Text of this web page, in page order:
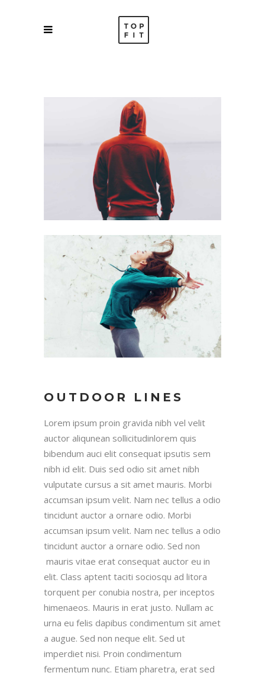
OUTDOOR LINES
Lorem ipsum proin gravida nibh vel velit
auctor aliqunean sollicitudinlorem quis
bibendum auci elit consequat ipsutis sem
nibh id elit. Duis sed odio sit amet nibh
vulputate cursus a sit amet mauris. Morbi
accumsan ipsum velit. Nam nec tellus a odio
tincidunt auctor a ornare odio. Morbi
accumsan ipsum velit. Nam nec tellus a odio
tincidunt auctor a ornare odio. Sed non
mauris vitae erat consequat auctor eu in
elit. Class aptent taciti sociosqu ad litora
torquent per conubia nostra, per inceptos
himenaeos. Mauris in erat justo. Nullam ac
urna eu felis dapibus condimentum sit amet
a augue. Sed non neque elit. Sed ut
imperdiet nisi. Proin condimentum
fermentum nunc. Etiam pharetra, erat sed